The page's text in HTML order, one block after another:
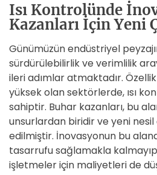
Isı Kontrolünde
Kazanları İçin Yeni
Günümüzün endüstriyel
sürdürülebilirlik ve verimlilik
ileri adımlar atmaktadır.
yüksek olan sektörlerde, ısı
sahiptir. Buhar kazanları, bu
unsurlardan biridir ve yeni
edilmiştir. İnovasyonun bu
tasarrufu sağlamakla
işletmeler için maliyetleri de